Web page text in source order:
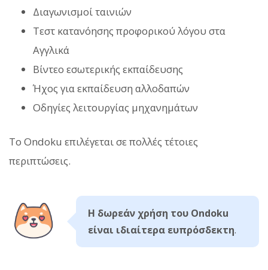
Διαγωνισμοί ταινιών
Τεστ κατανόησης προφορικού λόγου στα
Αγγλικά
Βίντεο εσωτερικής εκπαίδευσης
Ήχος για εκπαίδευση αλλοδαπών
Οδηγίες λειτουργίας μηχανημάτων
Το Ondoku επιλέγεται σε πολλές τέτοιες
περιπτώσεις.
Η δωρεάν χρήση του Ondoku
είναι ιδιαίτερα ευπρόσδεκτη.